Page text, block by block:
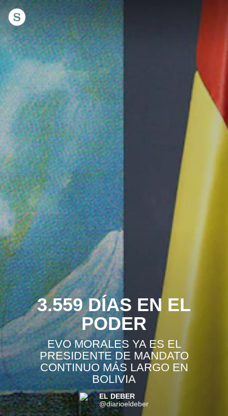
3.559 DÍAS EN EL
PODER
EVO MORALES YA ES EL
PRESIDENTE DE MANDATO
CONTINUO MÁS LARGO EN
BOLIVIA
EL DEBER
@diarioeldeber